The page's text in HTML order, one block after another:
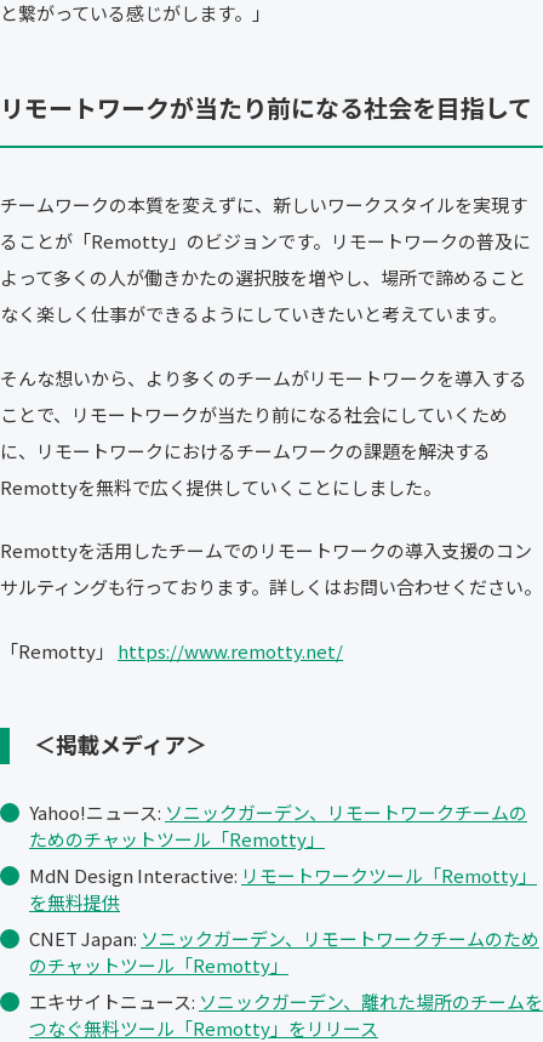
と繋がっている感じがします。」
リモートワークが当たり前になる社会を目指して
チームワークの本質を変えずに、新しいワークスタイルを実現す
ることが「Remotty」のビジョンです。リモートワークの普及に
よって多くの人が働きかたの選択肢を増やし、場所で諦めること
なく楽しく仕事ができるようにしていきたいと考えています。
そんな想いから、より多くのチームがリモートワークを導入する
ことで、リモートワークが当たり前になる社会にしていくため
に、リモートワークにおけるチームワークの課題を解決する
Remottyを無料で広く提供していくことにしました。
Remottyを活用したチームでのリモートワークの導入支援のコン
サルティングも行っております。詳しくはお問い合わせください。
「Remotty」 https://www.remotty.net/
＜掲載メディア＞
Yahoo!ニュース: ソニックガーデン、リモートワークチームの
ためのチャットツール「Remotty」
MdN Design Interactive: リモートワークツール「Remotty」
を無料提供
CNET Japan: ソニックガーデン、リモートワークチームのため
のチャットツール「Remotty」
エキサイトニュース: ソニックガーデン、離れた場所のチームを
つなぐ無料ツール「Remotty」をリリース